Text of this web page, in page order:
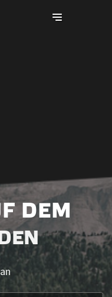
DEM